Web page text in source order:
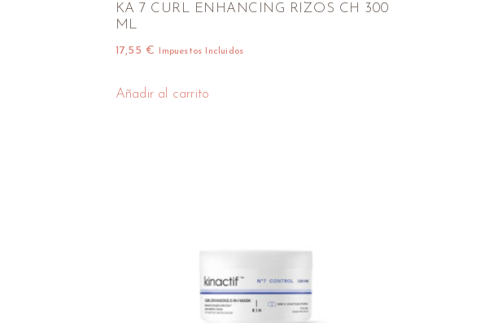
KA 7 CURL ENHANCING RIZOS CH 300
ML
17,55 € Impuestos Incluidos
Añadir al carrito